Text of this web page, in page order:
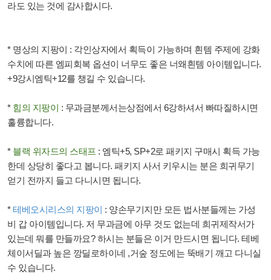
라도 있는 것에 감사합시다.
* 명상의 지팡이 : 각인상자에서 획득이 가능하며 흰템 주제에 강화
수치에 따른 엠피회복 옵션이 너무도 좋은 너왜흰템 아이템입니다.
+9강시엠틱+12를 챙길 수 있습니다.
* 힘의 지팡이 : 무과금분께서는상점에서 6강하셔서 빠따질하시면
훌륭합니다.
* 블랙 위자드의 스태프 : 엠틱+5, SP+2로 패키지 구매시 획득 가능
한데 상당히 좋다고 봅니다. 패키지 사서 키우시는 분은 희귀무기
얻기 전까지 들고 다니시면 됩니다.
*테베오시리스의 지팡이 : 양손무기지만 모든 법사분들께는 가성
비 갑 아이템입니다. 저 무과금에 아무 것도 없는데 희귀제작서가
있는데 뭐를 만들까요?하시는 분들은 이거 만드시면 됩니다. 테베
체이서딜과 높은 깡딜로하이네 ,거숲 정도에는 뚝배기 깨고 다니실
수 있습니다.